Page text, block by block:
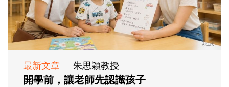
最新文章 朱思穎教授
開學前，讓老師先認識孩子